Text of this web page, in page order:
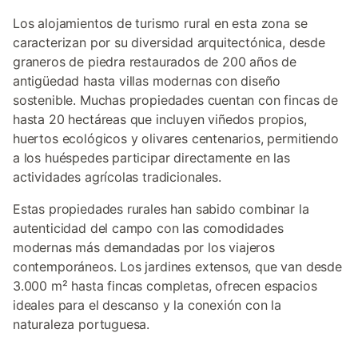
Los alojamientos de turismo rural en esta zona se
caracterizan por su diversidad arquitectónica, desde
graneros de piedra restaurados de 200 años de
antigüedad hasta villas modernas con diseño
sostenible. Muchas propiedades cuentan con fincas de
hasta 20 hectáreas que incluyen viñedos propios,
huertos ecológicos y olivares centenarios, permitiendo
a los huéspedes participar directamente en las
actividades agrícolas tradicionales.
Estas propiedades rurales han sabido combinar la
autenticidad del campo con las comodidades
modernas más demandadas por los viajeros
contemporáneos. Los jardines extensos, que van desde
3.000 m² hasta fincas completas, ofrecen espacios
ideales para el descanso y la conexión con la
naturaleza portuguesa.